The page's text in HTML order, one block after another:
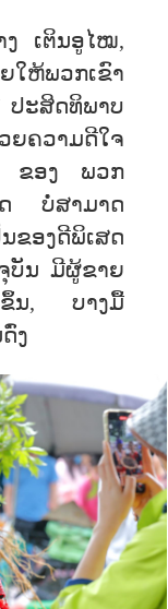
ງ ເຕິນອູໄໝ,
ຫ້ພວກເຂົາ
ປະສິດທິພາບ
ຄວາມດີໃຈ
ຂອງ ພວກ
ດ ບໍ່ສາມາດ
ຂອງດີພິເສດ
ບັນ ມີຜູ້ຂາຍ
ຂຶ້ນ, ບາງມື້
ງ